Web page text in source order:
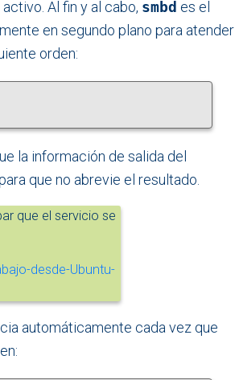
Al fin y al cabo, smbd es el
en segundo plano para atender
orden:
la información de salida del
que no abrevie el resultado.
que el servicio se
automáticamente cada vez que